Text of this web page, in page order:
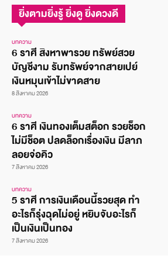
ยิ่งตามยิ่งรู้ ยิ่งดู ยิ่งดวงดี
บทความ
6 ราศี สิงหาพารวย ทรัพย์สวย
บัญชีงาม รับทรัพย์จากสายเปย์
เงินหมุนเข้าไม่ขาดสาย
8 สิงหาคม 2026
บทความ
6 ราศี เงินทองเต็มสต็อก รวยช็อก
ไม่มีช็อต ปลดล็อกเรื่องเงิน มีลาภ
ลอยจ่อคิว
7 สิงหาคม 2026
บทความ
5 ราศี การเงินเดือนนี้รวยสุด ทำ
อะไรก็รุ่งฉุดไม่อยู่ หยิบจับอะไรก็
เป็นเงินเป็นทอง
7 สิงหาคม 2026